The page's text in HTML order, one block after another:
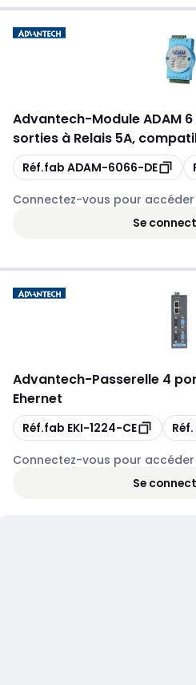
Advantech-Module ADAM
sorties à Relais 5A,
Copie
Réf.fab ADAM-6066-DE
Connectez-vous pour
Se
Advantech-Passerelle 4
Ehernet
Copie
Réf.fab EKI-1224-CE Copie
Réf.
Connectez-vous pour
Se